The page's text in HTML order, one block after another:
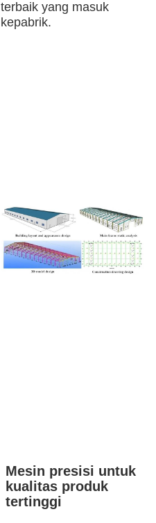
terbaik yang masuk
kepabrik.
Mesin presisi untuk
kualitas produk
tertinggi